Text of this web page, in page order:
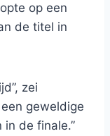
op een
de titel in
zei
geweldige
de finale.”